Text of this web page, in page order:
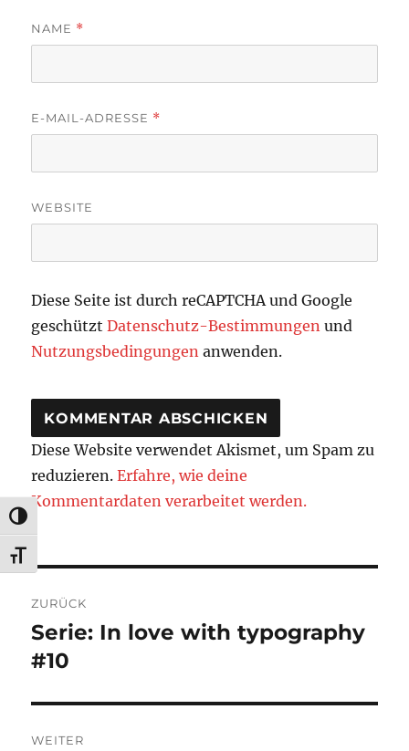
UMSCHALTEN AUF HOHE KONTRASTE
SCHRIFT VERGRÖSSERN
NAME *
E-MAIL-ADRESSE *
WEBSITE
Diese Seite ist durch reCAPTCHA und Google
geschütztDatenschutz-Bestimmungen und
Nutzungsbedingungen anwenden.
Diese Website verwendet Akismet, um Spam zu
reduzieren.Erfahre, wie deine
Kommentardaten verarbeitet werden.
ZURÜCK
Vorheriger
Beitrag:
Serie: In love with typography
#10
WEITER